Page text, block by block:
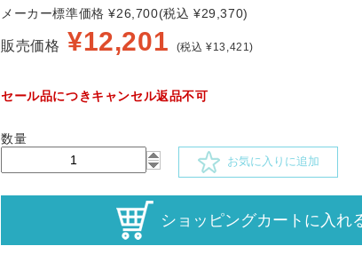
メーカー標準価格 ¥26,700(税込 ¥29,370)
販売価格 ¥12,201 (税込 ¥13,421)
セール品につきキャンセル返品不可
数量
お気に入りに追加